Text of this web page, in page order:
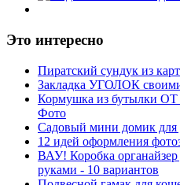
Это интересно
Пиратский сундук из
Закладка УГОЛОК
Кормушка из бутылки
Фото
Садовый мини домик для
12 идей оформления
ВАУ! Коробка
руками - 10 вариантов